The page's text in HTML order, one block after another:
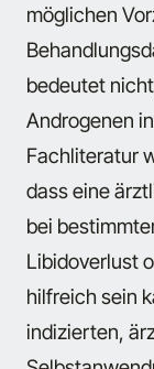
möglichen
bedeutet
Androgenen
Fachliteratur
dass eine
bei
Libidoverlust
hilfreich sein
indizierten,